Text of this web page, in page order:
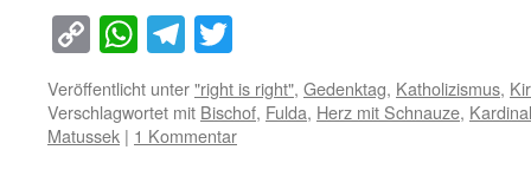
Copy
Link
WhatsApp
Telegram
Veröffentlicht unter"right is right", Gedenktag, Katholizismus,
Verschlagwortet mit Bischof, Fulda, Herz mit Schnauze,
Matussek | 1 Kommentar